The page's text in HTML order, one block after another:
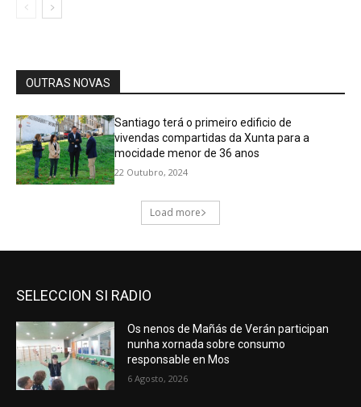
SELECCION SI RADIO
Os nenos de Mañás de Verán participan
nunha xornada sobre consumo
responsable en Mos
6 Agosto, 2026